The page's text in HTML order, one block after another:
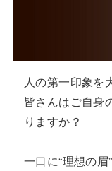
人の第一印象を
皆さんはご自身
りますか？
一口に“理想の